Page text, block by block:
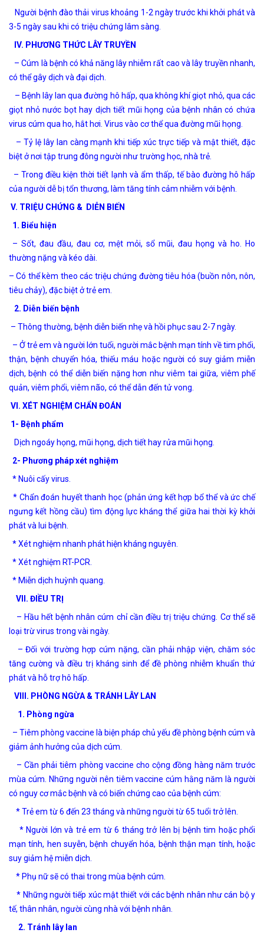
Người bệnh đào thải virus khoảng 1-2 ngày trước khi khởi phát và
3-5 ngày sau khi có triệu chứng lâm sàng.
IV. PHƯƠNG THỨC LÂY TRUYỀN
– Cúm là bệnh có khả năng lây nhiễm rất cao và lây truyền nhanh,
có thể gây dịch và đại dịch.
– Bệnh lây lan qua đường hô hấp, qua không khí giọt nhỏ, qua các
giọt nhỏ nước bọt hay dịch tiết mũi họng của bệnh nhân có chứa
virus cúm qua ho, hắt hơi. Virus vào cơ thể qua đường mũi họng.
– Tỷ lệ lây lan càng mạnh khi tiếp xúc trực tiếp và mật thiết, đặc
biệt ở nơi tập trung đông người như trường học, nhà trẻ.
– Trong điều kiện thời tiết lạnh và ẩm thấp, tế bào đường hô hấp
của người dễ bị tổn thương, làm tăng tính cảm nhiễm với bệnh.
V. TRIỆU CHỨNG & DIỄN BIẾN
1. Biểu hiện
– Sốt, đau đầu, đau cơ, mệt mỏi, sổ mũi, đau họng và ho. Ho
thường nặng và kéo dài.
– Có thể kèm theo các triệu chứng đường tiêu hóa (buồn nôn, nôn,
tiêu chảy), đặc biệt ở trẻ em.
2. Diễn biến bệnh
– Thông thường, bệnh diễn biến nhẹ và hồi phục sau 2-7 ngày.
– Ở trẻ em và người lớn tuổi, người mắc bệnh mạn tính về tim phổi,
thận, bệnh chuyển hóa, thiếu máu hoặc người có suy giảm miễn
dịch, bệnh có thể diễn biến nặng hơn như viêm tai giữa, viêm phế
quản, viêm phổi, viêm não, có thể dẫn đến tử vong.
VI. XÉT NGHIỆM CHẨN ĐOÁN
1- Bệnh phẩm
Dịch ngoáy họng, mũi họng, dịch tiết hay rửa mũi họng.
2- Phương pháp xét nghiệm
* Nuôi cấy virus.
* Chẩn đoán huyết thanh học (phản ứng kết hợp bổ thể và ức chế
ngưng kết hồng cầu) tìm động lực kháng thể giữa hai thời kỳ khởi
phát và lui bệnh.
* Xét nghiệm nhanh phát hiện kháng nguyên.
* Xét nghiệm RT-PCR.
* Miễn dịch huỳnh quang.
VII. ĐIỀU TRỊ
– Hầu hết bệnh nhân cúm chỉ cần điều trị triệu chứng. Cơ thể sẽ
loại trừ virus trong vài ngày.
– Đối với trường hợp cúm nặng, cần phải nhập viện, chăm sóc
tăng cường và điều trị kháng sinh để đề phòng nhiễm khuẩn thứ
phát và hỗ trợ hô hấp.
VIII. PHÒNG NGỪA & TRÁNH LÂY LAN
1. Phòng ngừa
– Tiêm phòng vaccine là biện pháp chủ yếu đề phòng bệnh cúm và
giảm ảnh hưởng của dịch cúm.
– Cần phải tiêm phòng vaccine cho cộng đồng hàng năm trước
mùa cúm. Những người nên tiêm vaccine cúm hằng năm là người
có nguy cơ mắc bệnh và có biến chứng cao của bệnh cúm:
* Trẻ em từ 6 đến 23 tháng và những người từ 65 tuổi trở lên.
* Người lớn và trẻ em từ 6 tháng trở lên bị bệnh tim hoặc phổi
mạn tính, hen suyễn, bệnh chuyển hóa, bệnh thận mạn tính, hoặc
suy giảm hệ miễn dịch.
* Phụ nữ sẽ có thai trong mùa bệnh cúm.
* Những người tiếp xúc mật thiết với các bệnh nhân như cán bộ y
tế, thân nhân, người cùng nhà với bệnh nhân.
2. Tránh lây lan